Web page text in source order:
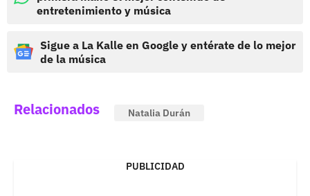
entretenimiento y música
Sigue a La Kalle en Google y entérate de lo mejor
de la música
Relacionados Natalia Durán
PUBLICIDAD